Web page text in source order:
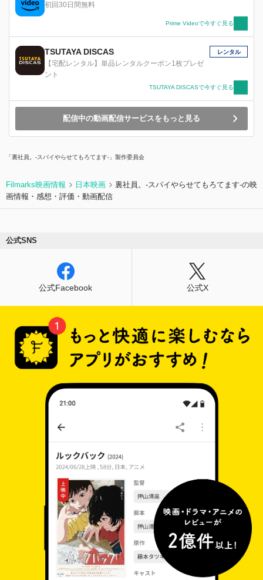
というものだった。 しかし、祭りの復活には、
人々が恐れる“呪い”の存在や反対派の生徒などの
壁が立ちはだかる。 果たして<応援屋>は祭りを
復活させることができるのか! そして“応援”の先に
あるものとは? 5 人の応援大作戦がいま、始まる!!
初回30日間無料
Prime Videoで今すぐ見る
TSUTAYA DISCAS
【宅配レンタル】単品レンタルクーポン1枚プレゼ
ント
レンタル
TSUTAYA DISCASで今すぐ見る
配信中の動画配信サービスをもっと見る
「裏社員。-スパイやらせてもろてます-」製作委員会
Filmarks映画情報 日本映画
裏社員。-スパイやらせてもろてます‐の映
画情報・感想・評価・動画配信
公式SNS
公式Facebook 公式X